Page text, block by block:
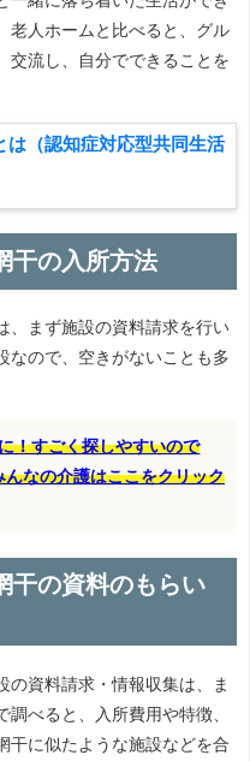
老人ホームと比べると、グル
交流し、自分でできることを
は（認知症対応型共同生活
干の入所方法
、まず施設の資料請求を行い
なので、空きがないことも多
！すごく探しやすいので
なの介護はここをクリック
干の資料のもらい
の資料請求・情報収集は、ま
べると、入所費用や特徴、
干に似たような施設などを合